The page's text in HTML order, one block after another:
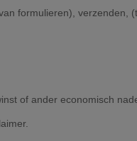
formulieren), verzenden,
of ander economisch